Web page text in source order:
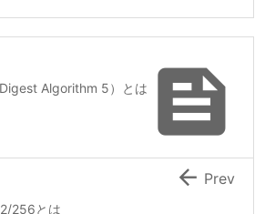

Algorithm 5）とは
256とは
 Prev